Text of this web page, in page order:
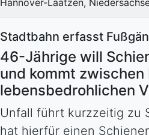
Stadtbahn erfasst
46-Jährige will
und kommt
lebensbedrohlichen
Unfall führt kurzzeitig zu
hat hierfür einen